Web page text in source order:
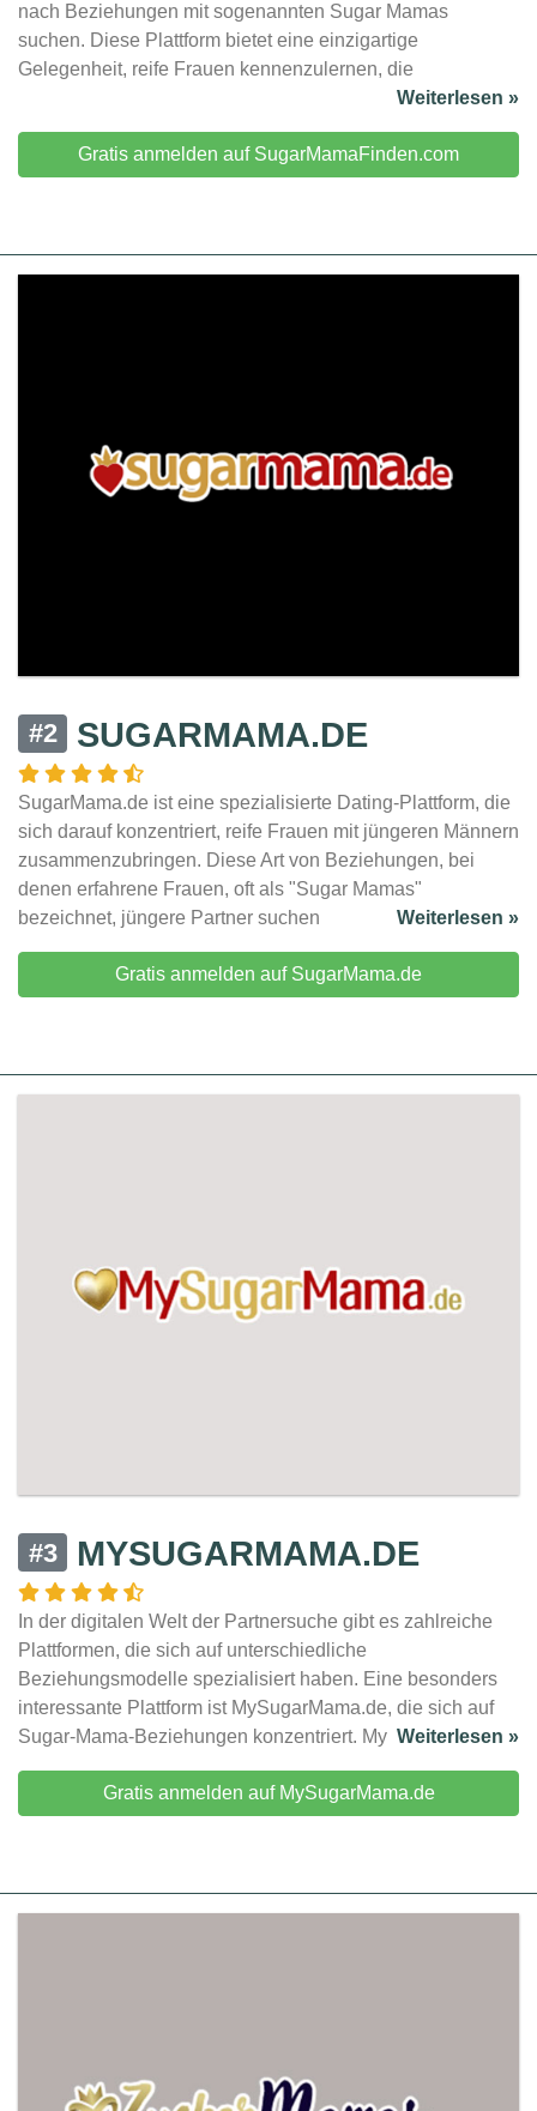
nach Beziehungen mit sogenannten Sugar Mamas
suchen. Diese Plattform bietet eine einzigartige
Gelegenheit, reife Frauen kennenzulernen, die
Weiterlesen »
Gratis anmelden auf SugarMamaFinden.com
#2 SUGARMAMA.DE
SugarMama.de ist eine spezialisierte Dating-Plattform, die
sich darauf konzentriert, reife Frauen mit jüngeren Männern
zusammenzubringen. Diese Art von Beziehungen, bei
denen erfahrene Frauen, oft als "Sugar Mamas"
bezeichnet, jüngere Partner suchen
Weiterlesen »
Gratis anmelden auf SugarMama.de
#3 MYSUGARMAMA.DE
In der digitalen Welt der Partnersuche gibt es zahlreiche
Plattformen, die sich auf unterschiedliche
Beziehungsmodelle spezialisiert haben. Eine besonders
interessante Plattform ist MySugarMama.de, die sich auf
Sugar-Mama-Beziehungen konzentriert. My Weiterlesen »
Gratis anmelden auf MySugarMama.de